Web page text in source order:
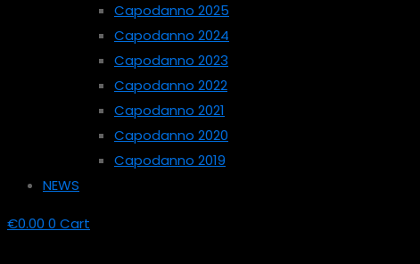
Capodanno 2025
Capodanno 2024
Capodanno 2023
Capodanno 2022
Capodanno 2021
Capodanno 2020
Capodanno 2019
NEWS
€0.00 0 Cart